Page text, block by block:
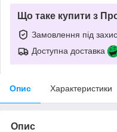
Що таке купити з
Замовлення під
Доступна доставка
Опис Характеристики
Опис